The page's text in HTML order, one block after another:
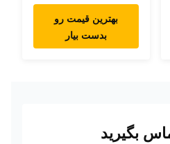
بهترین قیمت رو
بدست بیار
بگیرید